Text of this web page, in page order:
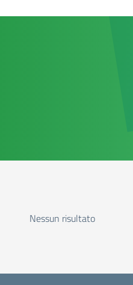
Nessun risultato